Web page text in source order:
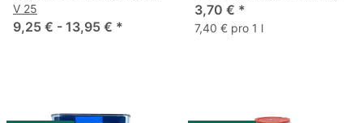
V 25
9,25 € - 13,95 € *
3,70 € *
7,40 € pro 1 l